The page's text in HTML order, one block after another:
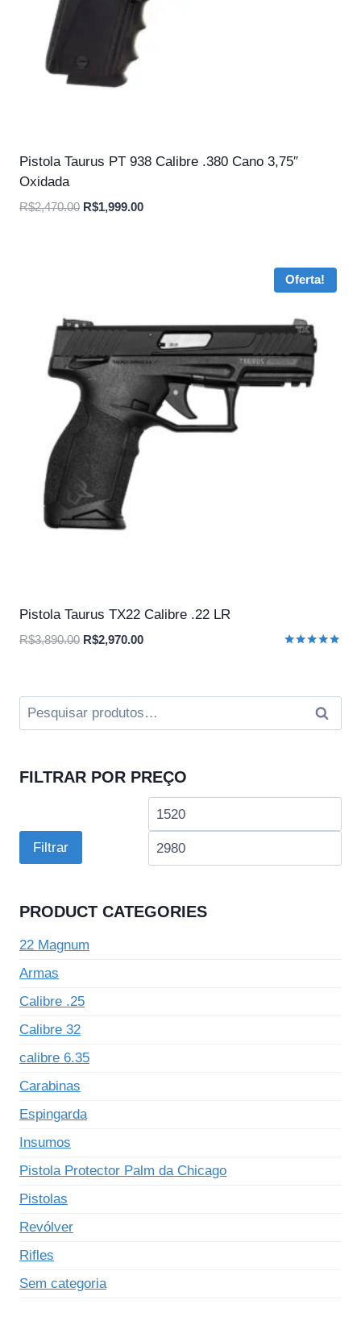
Pistola Taurus PT 938 Calibre .380 Cano 3,75″
Oxidada
R$2,470.00 O
R$1,999.00O
Oferta!
Pistola Taurus TX22 Calibre .22 LR
R$3,890.00 O
era:
R$3,890.00.
R$2,970.00O
é:
R$2,970.00.
Pesquisar
por:
FILTRAR POR PREÇO
Preço
Filtrar
PRODUCT CATEGORIES
22 Magnum
Armas
Calibre .25
Calibre 32
calibre 6.35
Carabinas
Espingarda
Insumos
Pistola Protector Palm da Chicago
Pistolas
Revólver
Rifles
Sem categoria